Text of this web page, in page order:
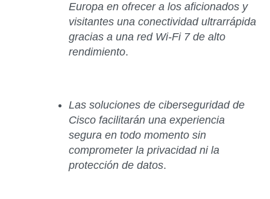
Europa en ofrecer a los aficionados y
visitantes una conectividad ultrarrápida
gracias a una red Wi-Fi 7 de alto
rendimiento.
Las soluciones de ciberseguridad de
Cisco facilitarán una experiencia
segura en todo momento sin
comprometer la privacidad ni la
protección de datos.